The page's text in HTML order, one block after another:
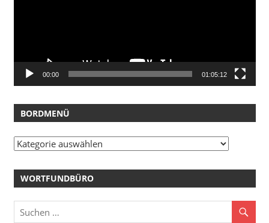
00:00 01:05:12
BORDMENÜ
Bordmenü
WORTFUNDBÜRO